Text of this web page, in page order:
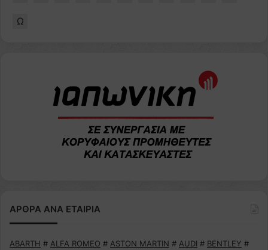
Ω
ΑΡΘΡΑ ΑΝΑ ΕΤΑΙΡΙΑ
ABARTH # ALFA ROMEO # ASTON MARTIN # AUDI # BENTLEY #